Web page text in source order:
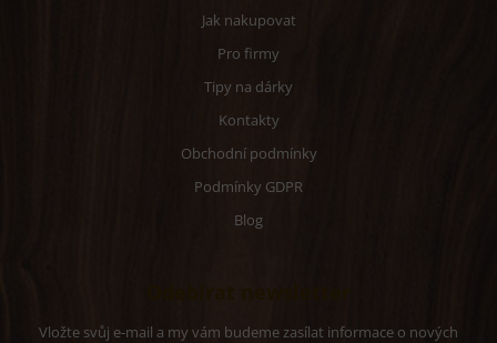
Jak nakupovat
Pro firmy
Tipy na dárky
Kontakty
Obchodní podmínky
Podmínky GDPR
Blog
Vložte svůj e-mail a my vám budeme zasílat informace o nových